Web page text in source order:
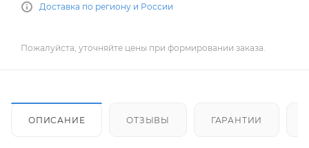
Доставка по региону и России
Пожалуйста, уточняйте цены при формировании заказа.
ОПИСАНИЕ ОТЗЫВЫ ГАРАНТИИ